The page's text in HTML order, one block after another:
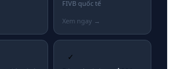
FIVB quốc tế
✓